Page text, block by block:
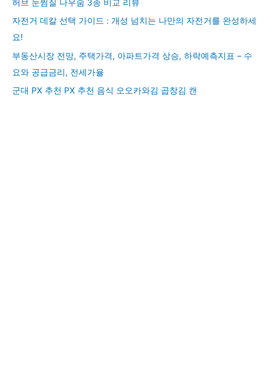
허브 눈찜질 나우숨 3종 비교 리뷰
자전거 데칼 선택 가이드 : 개성 넘치는 나만의 자전거를 완성하세
요!
부동산시장 전망, 주택가격, 아파트가격 상승, 하락예측지표 – 수
요와 공급금리, 전세가율
군대 PX 추천 PX 추천 음식 오오카와김 곱창김 캔